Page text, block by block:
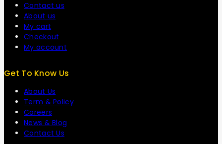
Contact us
About us
My cart
Checkout
My account
Get To Know Us
About Us
Term & Policy
Careers
News & Blog
Contact Us